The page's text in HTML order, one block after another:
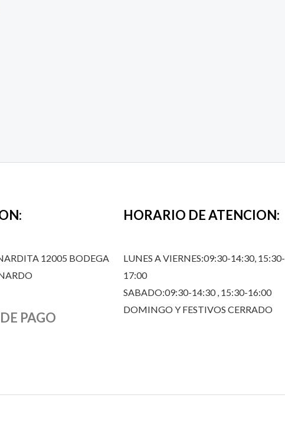
12005 BODEGA
PAGO
HORARIO DE ATENCION:
LUNES A VIERNES:09:30-14:30, 15:30-
17:00
SABADO:09:30-14:30 , 15:30-16:00
DOMINGO Y FESTIVOS CERRADO